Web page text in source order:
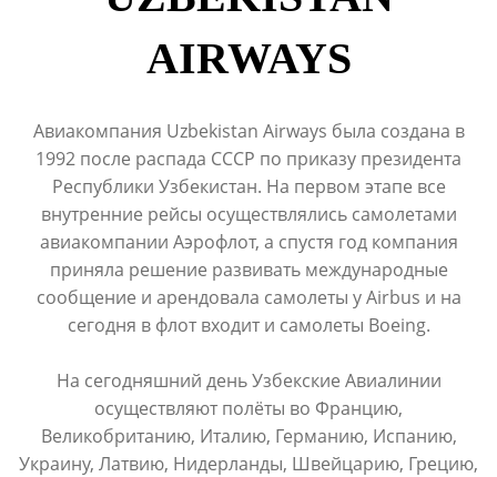
AIRWAYS
Авиакомпания Uzbekistan Airways была создана в
1992 после распада СССР по приказу президента
Республики Узбекистан. На первом этапе все
внутренние рейсы осуществлялись самолетами
авиакомпании Аэрофлот, а спустя год компания
приняла решение развивать международные
сообщение и арендовала самолеты у Airbus и на
сегодня в флот входит и самолеты Boeing.
На сегодняшний день Узбекские Авиалинии
осуществляют полёты во Францию,
Великобританию, Италию, Германию, Испанию,
Украину, Латвию, Нидерланды, Швейцарию, Грецию,